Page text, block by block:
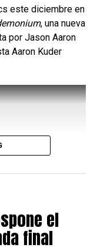
de su kit es el
de dos barras de
este diciembre en
, una nueva
por Jason Aaron
Aaron Kuder
el
final